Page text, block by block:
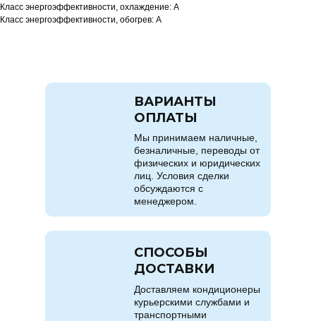
Класс энергоэффективности, охлаждение: A
Класс энергоэффективности, обогрев: A
Мы принимаем наличные,
безналичные, переводы от
физических и юридических
лиц. Условия сделки
обсуждаются с
менеджером.
ВАРИАНТЫ
ОПЛАТЫ
Доставляем кондиционеры
курьерскими службами и
транспортными
СПОСОБЫ
ДОСТАВКИ